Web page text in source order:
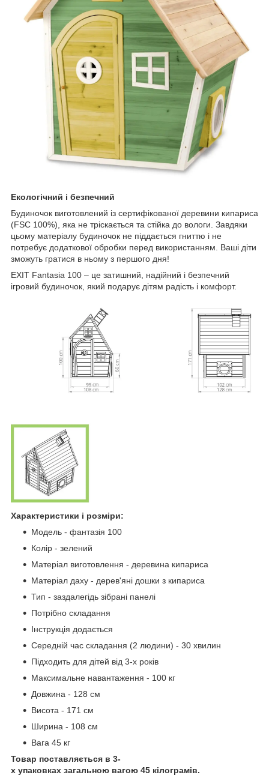
Екологічний і безпечний
Будиночок виготовлений із сертифікованої деревини кипариса
(FSC 100%), яка не тріскається та стійка до вологи. Завдяки
цьому матеріалу будиночок не піддається гниттю і не
потребує додаткової обробки перед використанням. Ваші діти
зможуть гратися в ньому з першого дня!
EXIT Fantasia 100 – це затишний, надійний і безпечний
ігровий будиночок, який подарує дітям радість і комфорт.
Характеристики і розміри:
Модель - фантазія 100
Колір - зелений
Матеріал виготовлення - деревина кипариса
Матеріал даху - дерев'яні дошки з кипариса
Тип - заздалегідь зібрані панелі
Потрібно складання
Інструкція додається
Середній час складання (2 людини) - 30 хвилин
Підходить для дітей від 3-х років
Максимальне навантаження - 100 кг
Довжина - 128 см
Висота - 171 см
Ширина - 108 см
Вага 45 кг
Товар поставляється в 3-
х упаковках загальною вагою 45 кілограмів.